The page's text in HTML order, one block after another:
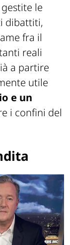
le
dibattiti,
fra il
reali
a partire
utile
e un
i confini del